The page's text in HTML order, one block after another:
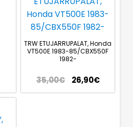
TRW ETUJARRUPALAT, Honda
VT500E 1983-85/CBX550F
1982-
35,00€ 26,90€